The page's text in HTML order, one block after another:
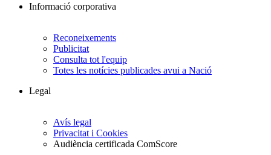
Informació corporativa
Reconeixements
Publicitat
Consulta tot l'equip
Totes les notícies publicades avui a Nació
Legal
Avís legal
Privacitat i Cookies
Audiència certificada ComScore